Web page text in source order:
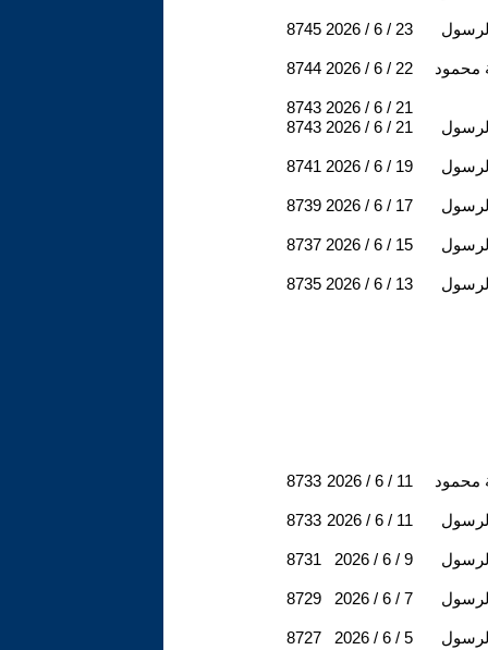
8745 2026 / 6 / 23
8744 2026 / 6 / 22
محمود
8743 2026 / 6 / 21
8743 2026 / 6 / 21
8741 2026 / 6 / 19
8739 2026 / 6 / 17
8737 2026 / 6 / 15
8735 2026 / 6 / 13
8733 2026 / 6 / 11
محمود
8733 2026 / 6 / 11
8731 2026 / 6 / 9
8729 2026 / 6 / 7
8727 2026 / 6 / 5